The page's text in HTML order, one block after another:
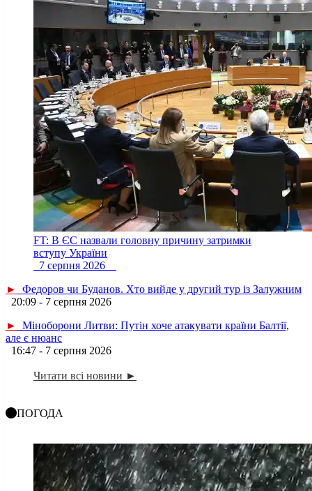
FT: В ЄС назвали головну причину затримки
вступу України
7 серпня 2026
►
Федоров чи Буданов. Хто вийде у другий тур із Залужним
20:09 - 7 серпня 2026
►
Міноборони Литви: Путін хоче атакувати країни Балтії,
але є нюанс
16:47 - 7 серпня 2026
Читати всі новини ►
ПОГОДА